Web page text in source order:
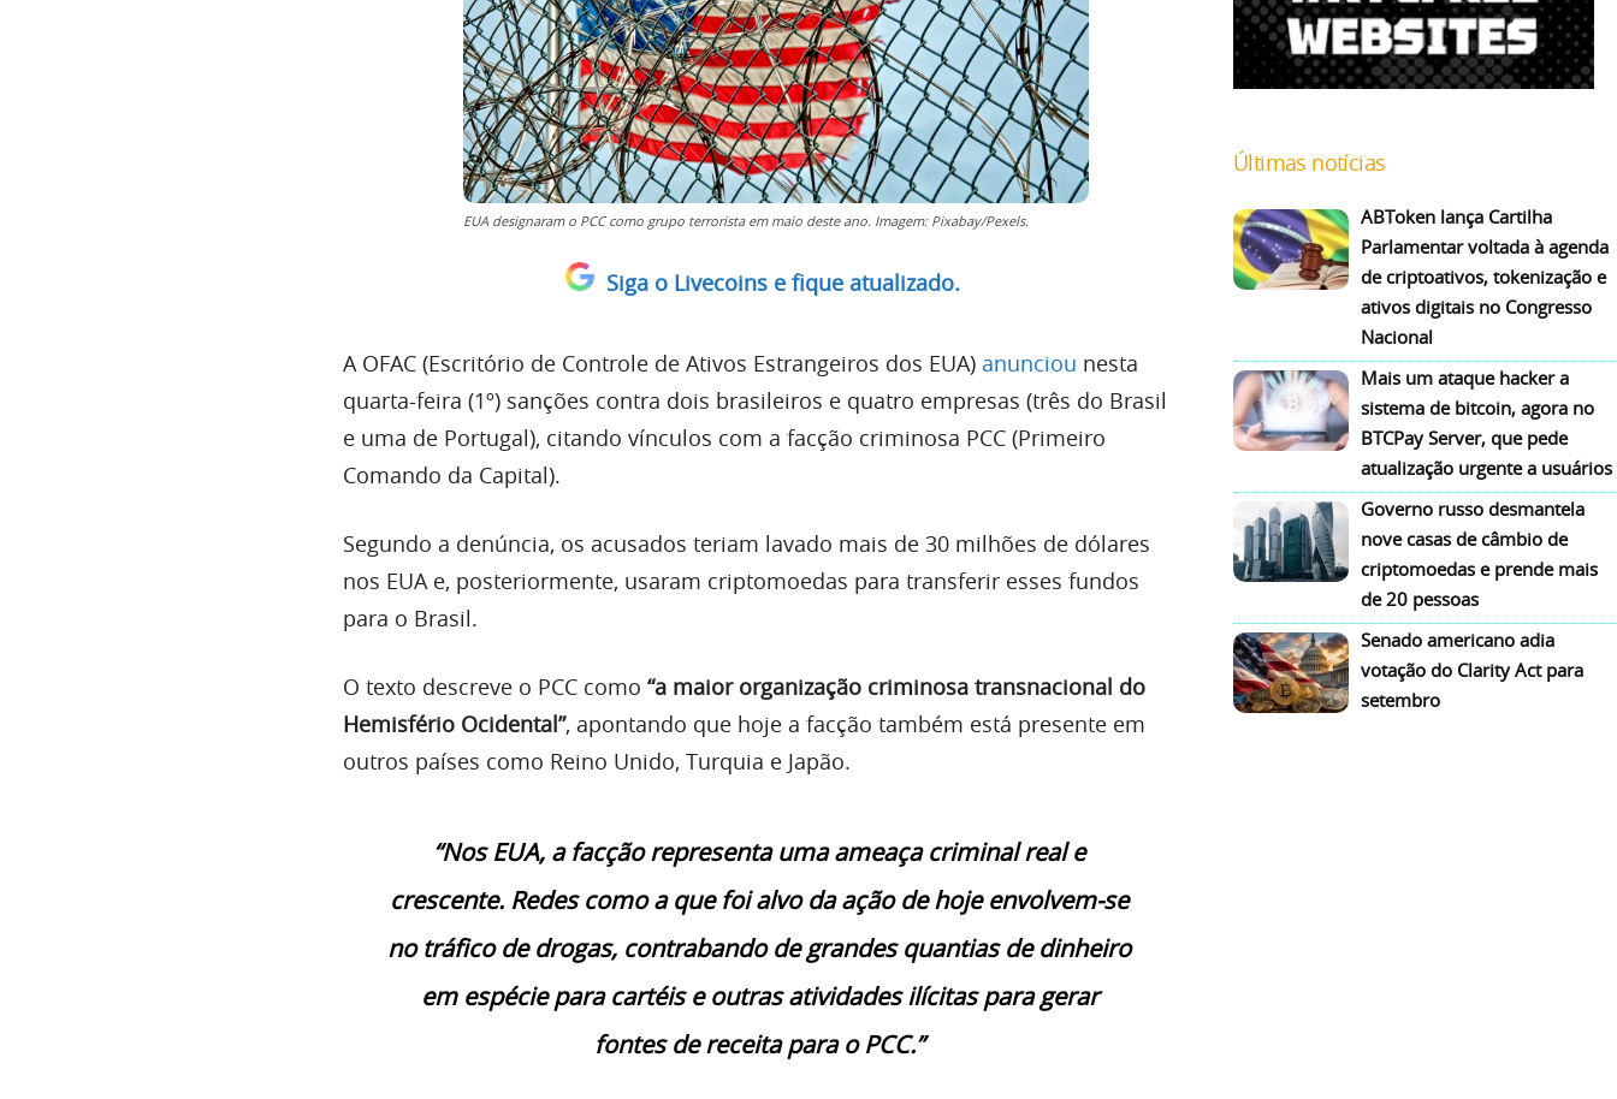
EUA designaram o PCC como grupo terrorista em maio deste ano. Imagem: Pixabay/Pexels.
Siga o Livecoins e fique atualizado.
A OFAC (Escritório de Controle de Ativos Estrangeiros dos EUA) anunciou nesta
quarta-feira (1º) sanções contra dois brasileiros e quatro empresas (três do Brasil
e uma de Portugal), citando vínculos com a facção criminosa PCC (Primeiro
Comando da Capital).
Segundo a denúncia, os acusados teriam lavado mais de 30 milhões de dólares
nos EUA e, posteriormente, usaram criptomoedas para transferir esses fundos
para o Brasil.
O texto descreve o PCC como “a maior organização criminosa transnacional do
Hemisfério Ocidental”, apontando que hoje a facção também está presente em
outros países como Reino Unido, Turquia e Japão.
“Nos EUA, a facção representa uma ameaça criminal real e
crescente. Redes como a que foi alvo da ação de hoje envolvem-se
no tráfico de drogas, contrabando de grandes quantias de dinheiro
em espécie para cartéis e outras atividades ilícitas para gerar
fontes de receita para o PCC.”
Últimas notícias
ABToken lança Cartilha
Parlamentar voltada à agenda
de criptoativos, tokenização e
ativos digitais no Congresso
Nacional
Mais um ataque hacker a
sistema de bitcoin, agora no
BTCPay Server, que pede
atualização urgente a usuários
Governo russo desmantela
nove casas de câmbio de
criptomoedas e prende mais
de 20 pessoas
Senado americano adia
votação do Clarity Act para
setembro